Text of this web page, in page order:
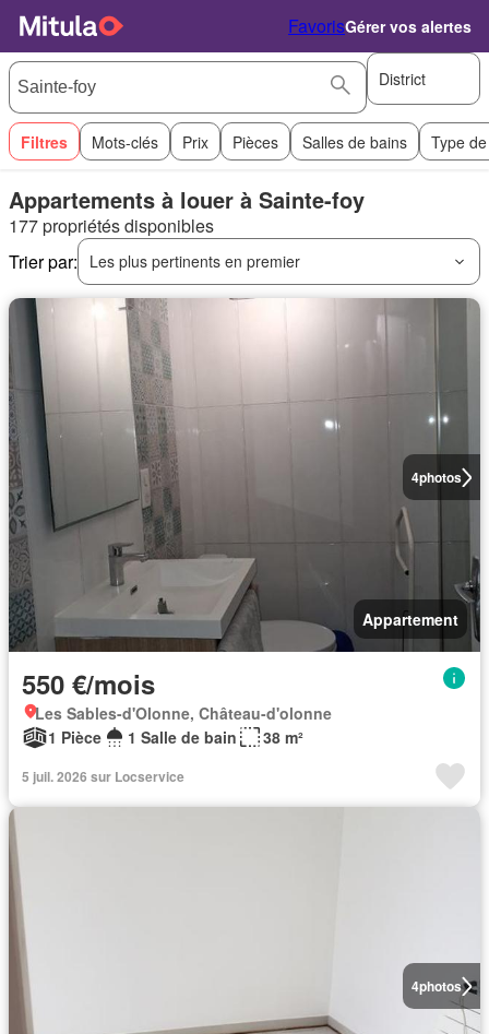
FavorisGérer vos alertes
District
Filtres Mots-clés Prix Pièces Salles de bains Type
Appartements à louer à Sainte-foy
177 propriétés disponibles
Trier par:
Les plus pertinents en premier
4photos
Appartement
550 €/mois
Les Sables-d'Olonne, Château-d'olonne
1 Pièce
1 Salle de bain 38 m²
5 juil. 2026 sur Locservice
4photos